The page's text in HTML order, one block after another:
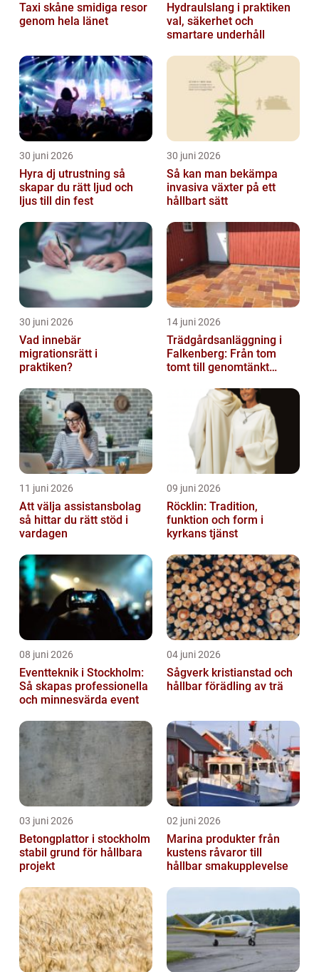
Taxi skåne smidiga resor
genom hela länet
Hydraulslang i praktiken
val, säkerhet och
smartare underhåll
30 juni 2026
Hyra dj utrustning så
skapar du rätt ljud och
ljus till din fest
30 juni 2026
Så kan man bekämpa
invasiva växter på ett
hållbart sätt
30 juni 2026
Vad innebär
migrationsrätt i
praktiken?
14 juni 2026
Trädgårdsanläggning i
Falkenberg: Från tom
tomt till genomtänkt
11 juni 2026
Att välja assistansbolag
så hittar du rätt stöd i
vardagen
09 juni 2026
Röcklin: Tradition,
funktion och form i
kyrkans tjänst
08 juni 2026
Eventteknik i Stockholm:
Så skapas professionella
och minnesvärda event
04 juni 2026
Sågverk kristianstad och
hållbar förädling av trä
03 juni 2026
Betongplattor i stockholm
stabil grund för hållbara
projekt
02 juni 2026
Marina produkter från
kustens råvaror till
hållbar smakupplevelse